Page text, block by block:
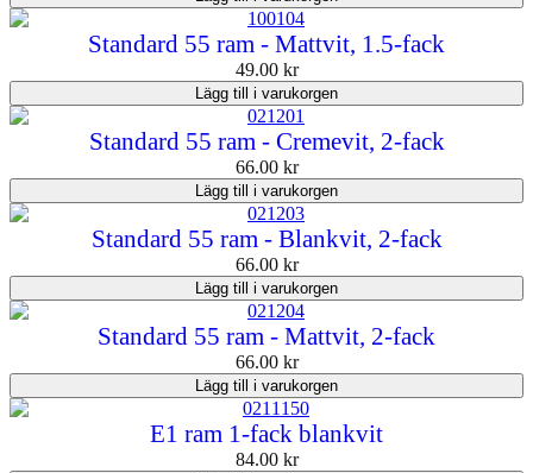
Standard 55 ram - Mattvit, 1.5-fack
49.00 kr
Lägg till i varukorgen
Standard 55 ram - Cremevit, 2-fack
66.00 kr
Lägg till i varukorgen
Standard 55 ram - Blankvit, 2-fack
66.00 kr
Lägg till i varukorgen
Standard 55 ram - Mattvit, 2-fack
66.00 kr
Lägg till i varukorgen
E1 ram 1-fack blankvit
84.00 kr